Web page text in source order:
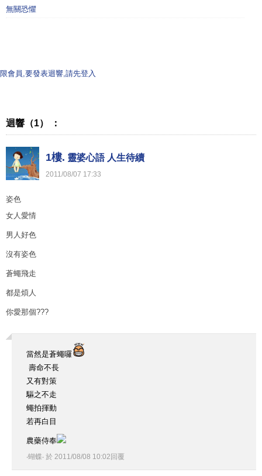
無關恐懼
限會員,要發表迴響,請先登入
迴響（1） ：
1樓. 靈婆心語 人生待續
2011/08/07 17:33
姿色
女人愛情
男人好色
沒有姿色
蒼蠅飛走
都是煩人
你愛那個???
當然是蒼蠅囉
壽命不長
又有對策
驅之不走
蠅拍揮動
若再白目
農藥侍奉
‧蝴蝶‧ 於 2011/08/08 10:02 回覆